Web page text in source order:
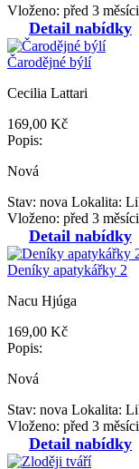
Vloženo: před 3
Detail nabídky
Čarodějné býlí
Cecilia Lattari
169,00 Kč
Popis:
Nová
Stav: nova Lokalita:
Vloženo: před 3
Detail nabídky
Deníky apatykářky 2
Nacu Hjúga
169,00 Kč
Popis:
Nová
Stav: nova Lokalita:
Vloženo: před 3
Detail nabídky